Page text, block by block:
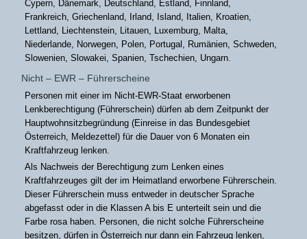
Cypern, Dänemark, Deutschland, Estland, Finnland,
Frankreich, Griechenland, Irland, Island, Italien, Kroatien,
Lettland, Liechtenstein, Litauen, Luxemburg, Malta,
Niederlande, Norwegen, Polen, Portugal, Rumänien, Schweden,
Slowenien, Slowakei, Spanien, Tschechien, Ungarn.
Nicht – EWR – Führerscheine
Personen mit einer im Nicht-EWR-Staat erworbenen
Lenkberechtigung (Führerschein) dürfen ab dem Zeitpunkt der
Hauptwohnsitzbegründung (Einreise in das Bundesgebiet
Österreich, Meldezettel) für die Dauer von 6 Monaten ein
Kraftfahrzeug lenken.
Als Nachweis der Berechtigung zum Lenken eines
Kraftfahrzeuges gilt der im Heimatland erworbene Führerschein.
Dieser Führerschein muss entweder in deutscher Sprache
abgefasst oder in die Klassen A bis E unterteilt sein und die
Farbe rosa haben. Personen, die nicht solche Führerscheine
besitzen, dürfen in Österreich nur dann ein Fahrzeug lenken,